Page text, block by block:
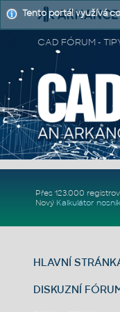
CAD FÓRUM -
Přes 123.000
Nový Kalkulátor
HLAVNÍ
DISKUZNÍ
Tento portál využívá